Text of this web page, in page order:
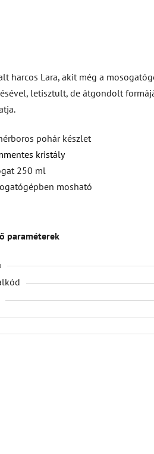
harcos Lara, akit még a
letisztult, de átgondolt
pohár készlet
kristály
250 ml
mosható
paraméterek